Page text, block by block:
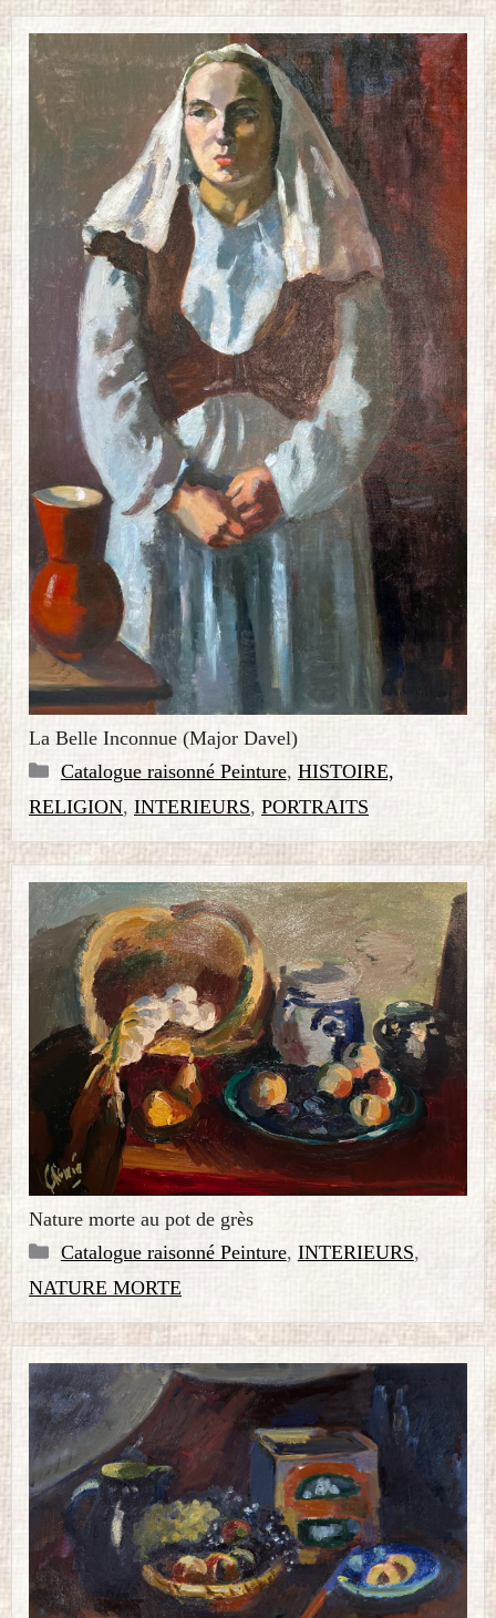
La Belle Inconnue (Major Davel)
Catégories
Catalogue raisonné Peinture, HISTOIRE,
RELIGION, INTERIEURS, PORTRAITS
Nature morte au pot de grès
Catégories
Catalogue raisonné Peinture, INTERIEURS,
NATURE MORTE